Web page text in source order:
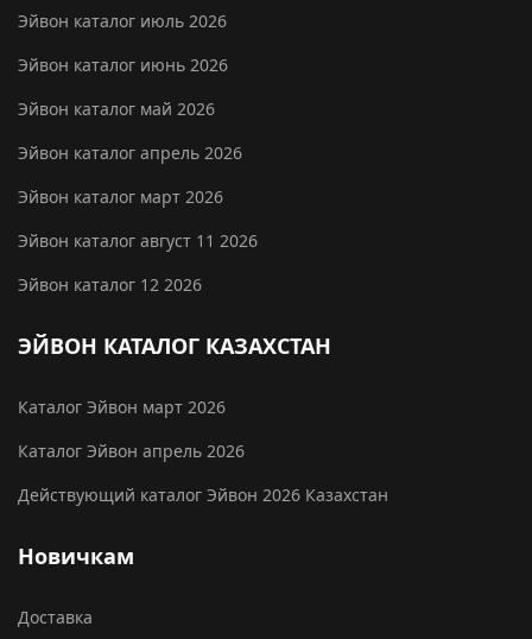
Эйвон каталог июль 2026
Эйвон каталог июнь 2026
Эйвон каталог май 2026
Эйвон каталог апрель 2026
Эйвон каталог март 2026
Эйвон каталог август 11 2026
Эйвон каталог 12 2026
ЭЙВОН КАТАЛОГ КАЗАХСТАН
Каталог Эйвон март 2026
Каталог Эйвон апрель 2026
Действующий каталог Эйвон 2026 Казахстан
Новичкам
Доставка